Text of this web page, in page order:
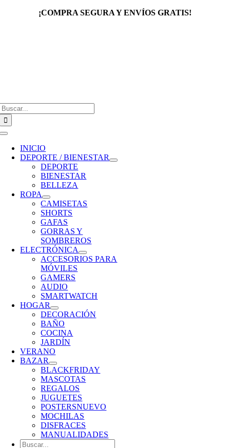
¡COMPRA SEGURA Y ENVÍOS GRATIS!
Toggle
Navigation
INICIO
DEPORTE / BIENESTAR
DEPORTE
BIENESTAR
BELLEZA
ROPA
CAMISETAS
SHORTS
GAFAS
GORRAS Y
SOMBREROS
ELECTRÓNICA
ACCESORIOS PARA
MÓVILES
GAMERS
AUDIO
SMARTWATCH
HOGAR
DECORACIÓN
BAÑO
COCINA
JARDÍN
VERANO
BAZAR
BLACKFRIDAY
MASCOTAS
REGALOS
JUGUETES
POSTERSNUEVO
MOCHILAS
DISFRACES
MANUALIDADES
Buscar: